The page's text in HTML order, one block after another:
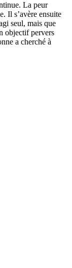
La peur
Il s’avère ensuite
seul, mais que
objectif pervers
a cherché à